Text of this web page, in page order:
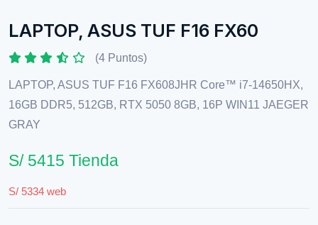
LAPTOP, ASUS TUF F16 FX60
(4 Puntos)
LAPTOP, ASUS TUF F16 FX608JHR Core™ i7-14650HX,
16GB DDR5, 512GB, RTX 5050 8GB, 16P WIN11 JAEGER
GRAY
S/ 5415 Tienda
S/ 5334 web